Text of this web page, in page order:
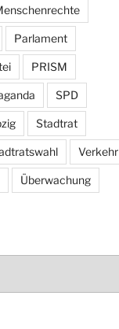
Parlament
PRISM
SPD
Stadtrat
Verkehr
Überwachung